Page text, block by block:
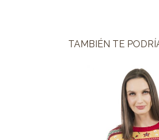
TAMBIÉN TE